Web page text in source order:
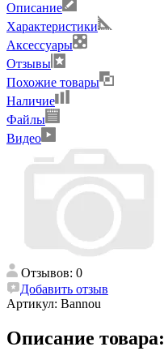
Описание
Характеристики
Аксессуары
Отзывы
Похожие товары
Наличие
Файлы
Видео
Отзывов: 0
Добавить отзыв
Артикул: Bannou
Описание товара: